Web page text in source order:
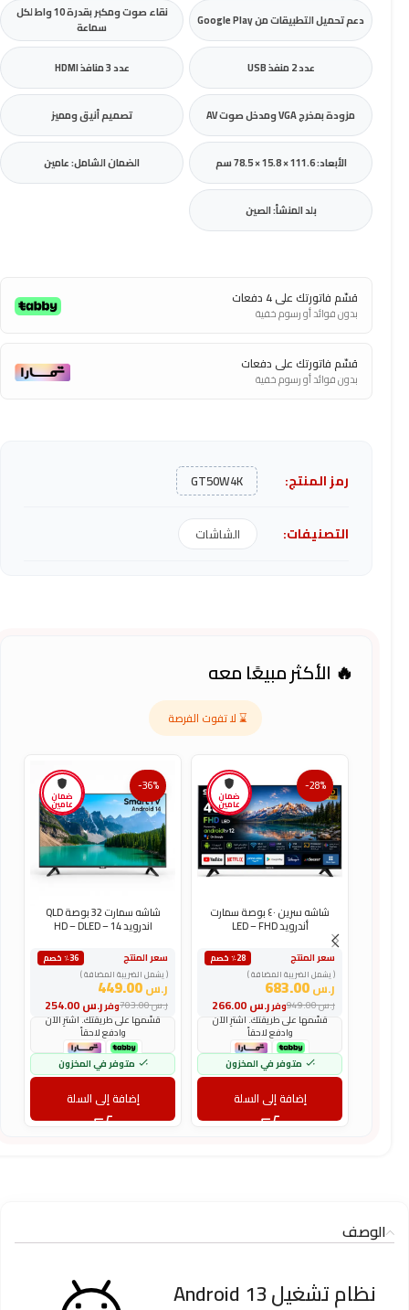
دعم تحميل التطبيقات من Google Play
نقاء صوت ومكبر بقدرة 10 واط لكل
سماعة
عدد 2 منفذ USB عدد 3 منافذ HDMI
مزودة بمخرج VGA ومدخل صوت AV تصميم أنيق ومميز
الأبعاد: 111.6 × 15.8 × 78.5 سم الضمان الشامل: عامين
بلد المنشأ: الصين
قسّم فاتورتك على 4 دفعات
بدون فوائد أو رسوم خفية
قسّم فاتورتك على دفعات
بدون فوائد أو رسوم خفية
رمز المنتج: GT50W4K
التصنيفات: الشاشات
🔥 الأكثر مبيعًا معه
⌛ لا تفوت الفرصة
ضمان
عامين
-28%
شاشه سرين ٤٠ بوصة سمارت
أندرويد LED – FHD
سعر المنتج
٪28 خصم
( يشمل الضريبة المضافة )
ر.س683.00
وفرر.س ر.س949.00
قسّمها على طريقتك. اشترِ الآن
وادفع لاحقاً
متوفر في المخزون
إضافة إلى السلة
ضمان
عامين
-36%
شاشه سمارت 32 بوصة QLD
اندرويد 14 – HD – DLED
سعر المنتج
٪36 خصم
( يشمل الضريبة المضافة )
ر.س449.00
وفرر.س ر.س703.00
قسّمها على طريقتك. اشترِ الآن
وادفع لاحقاً
متوفر في المخزون
إضافة إلى السلة
الوصف
نظام تشغيل Android 13